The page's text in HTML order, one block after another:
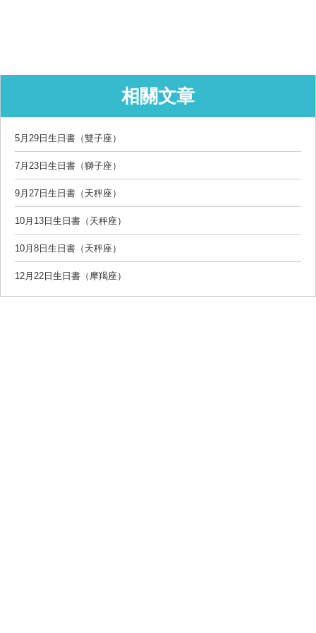
相關文章
5月29日生日書（雙子座）
7月23日生日書（獅子座）
9月27日生日書（天秤座）
10月13日生日書（天秤座）
10月8日生日書（天秤座）
12月22日生日書（摩羯座）